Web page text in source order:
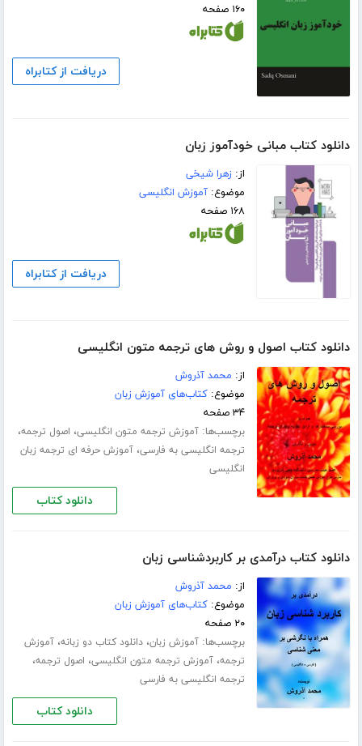
۱۶۰ صفحه
دریافت از کتابراه
دانلود کتاب مبانی خودآموز زبان
از:زهرا شیخی
موضوع:آموزش انگلیسی
۱۶۸ صفحه
دریافت از کتابراه
دانلود کتاب اصول و روش های ترجمه متون انگلیسی
از: محمد آذروش
موضوع:کتاب‌های آموزش زبان
۳۴ صفحه
برچسب‌ها:آموزش ترجمه متون انگلیسی، اصول ترجمه،
ترجمه انگلیسی به فارسی،آموزش حرفه ای ترجمه زبان
انگلیسی
دانلود کتاب
دانلود کتاب درآمدی بر کاربردشناسی زبان
از: محمد آذروش
موضوع:کتاب‌های آموزش زبان
۲۰ صفحه
برچسب‌ها:آموزش زبان،دانلود کتاب دو زبانه،آموزش
ترجمه،آموزش ترجمه متون انگلیسی، اصول ترجمه،
ترجمه انگلیسی به فارسی
دانلود کتاب